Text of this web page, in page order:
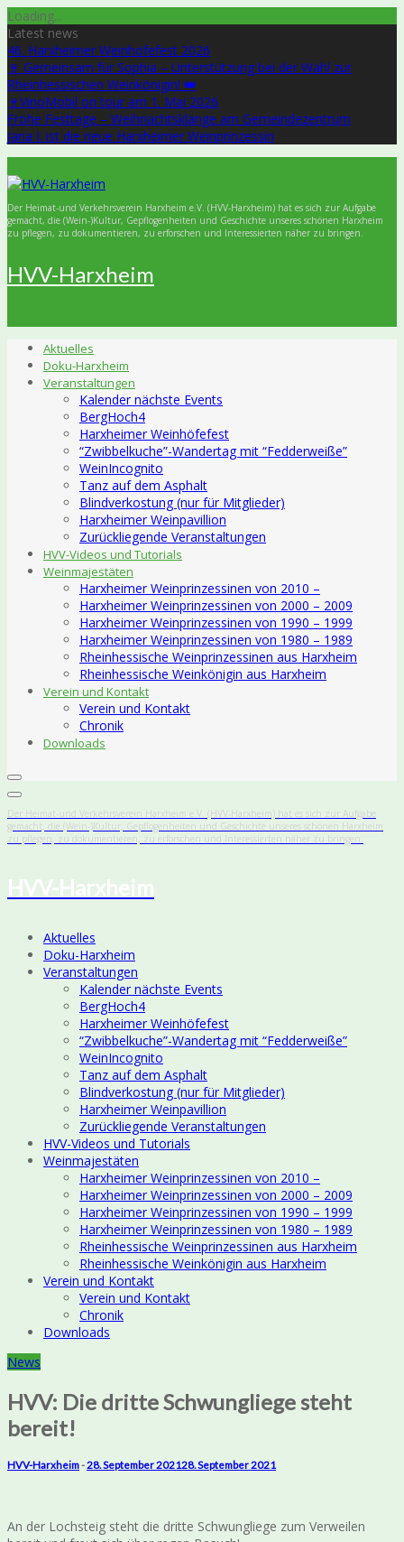
Skip
to
content
Loading...
Latest news
46. Harxheimer Weinhöfefest 2026
🍷 Gemeinsam für Sophia – Unterstützung bei der Wahl zur
Rheinhessischen Weinkönigin! 👑
🍷VinoMobil on tour am 1. Mai 2026
Frohe Festtage – Weihnachtsklänge am Gemeindezentrum
Jana I. ist die neue Harxheimer Weinprinzessin
Der Heimat-und Verkehrsverein Harxheim e.V. (HVV-Harxheim) hat es sich zur Aufgabe
gemacht, die (Wein-)Kultur, Gepflogenheiten und Geschichte unseres schönen Harxheim
zu pflegen, zu dokumentieren, zu erforschen und Interessierten näher zu bringen.
HVV-Harxheim
Aktuelles
Doku-Harxheim
Veranstaltungen
Kalender nächste Events
BergHoch4
Harxheimer Weinhöfefest
“Zwibbelkuche”-Wandertag mit “Fedderweiße”
WeinIncognito
Tanz auf dem Asphalt
Blindverkostung (nur für Mitglieder)
Harxheimer Weinpavillion
Zurückliegende Veranstaltungen
HVV-Videos und Tutorials
Weinmajestäten
Harxheimer Weinprinzessinen von 2010 –
Harxheimer Weinprinzessinen von 2000 – 2009
Harxheimer Weinprinzessinen von 1990 – 1999
Harxheimer Weinprinzessinen von 1980 – 1989
Rheinhessische Weinprinzessinen aus Harxheim
Rheinhessische Weinkönigin aus Harxheim
Verein und Kontakt
Verein und Kontakt
Chronik
Downloads
Der Heimat-und Verkehrsverein Harxheim e.V. (HVV-Harxheim) hat es sich zur Aufgabe
gemacht, die (Wein-)Kultur, Gepflogenheiten und Geschichte unseres schönen Harxheim
zu pflegen, zu dokumentieren, zu erforschen und Interessierten näher zu bringen.
HVV-Harxheim
Aktuelles
Doku-Harxheim
Veranstaltungen
Kalender nächste Events
BergHoch4
Harxheimer Weinhöfefest
“Zwibbelkuche”-Wandertag mit “Fedderweiße”
WeinIncognito
Tanz auf dem Asphalt
Blindverkostung (nur für Mitglieder)
Harxheimer Weinpavillion
Zurückliegende Veranstaltungen
HVV-Videos und Tutorials
Weinmajestäten
Harxheimer Weinprinzessinen von 2010 –
Harxheimer Weinprinzessinen von 2000 – 2009
Harxheimer Weinprinzessinen von 1990 – 1999
Harxheimer Weinprinzessinen von 1980 – 1989
Rheinhessische Weinprinzessinen aus Harxheim
Rheinhessische Weinkönigin aus Harxheim
Verein und Kontakt
Verein und Kontakt
Chronik
Downloads
News
HVV: Die dritte Schwungliege steht
bereit!
HVV-Harxheim-28. September 202128. September 2021
An der Lochsteig steht die dritte Schwungliege zum Verweilen